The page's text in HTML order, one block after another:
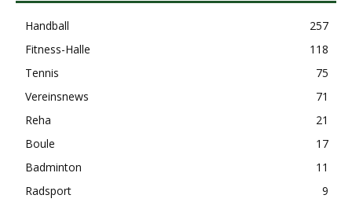
Handball
257
Fitness-Halle
118
Tennis
75
Vereinsnews
71
Reha
21
Boule
17
Badminton
11
Radsport
9